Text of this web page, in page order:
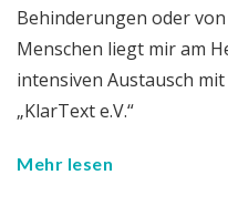
Behinderungen oder
Menschen liegt mir am
intensiven Austausch
„KlarText e.V.“
Mehr lesen